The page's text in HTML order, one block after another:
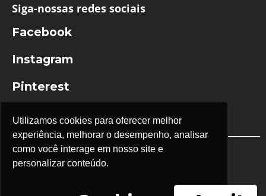
Utilizamos cookies para oferecer melhor
experiência, melhorar o desempenho, analisar
como você interage em nosso site e
personalizar conteúdo.
Siga-nossas redes sociais
Facebook
Instagram
Pinterest
Youtube
Instituto Namaskar® Todos os direitos reservados